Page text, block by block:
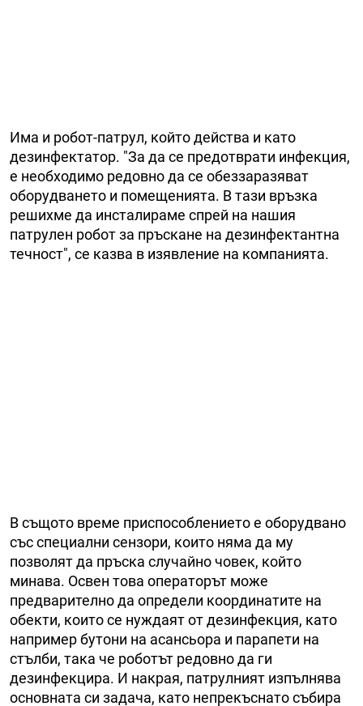
Има и робот-патрул, който действа и като
дезинфектатор. "За да се предотврати инфекция,
е необходимо редовно да се обеззаразяват
оборудването и помещенията. В тази връзка
решихме да инсталираме спрей на нашия
патрулен робот за пръскане на дезинфектантна
течност", се казва в изявление на компанията.
В същото време приспособлението е оборудвано
със специални сензори, които няма да му
позволят да пръска случайно човек, който
минава. Освен това операторът може
предварително да определи координатите на
обекти, които се нуждаят от дезинфекция, като
например бутони на асансьора и парапети на
стълби, така че роботът редовно да ги
дезинфекцира. И накрая, патрулният изпълнява
основната си задача, като непрекъснато събира